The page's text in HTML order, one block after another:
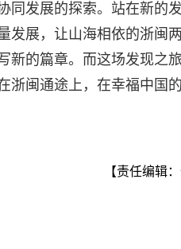
同发展的探索。站在新的
展，让山海相依的浙闽两
新的篇章。而这场发现之
浙闽通途上，在幸福中国
【责任编辑：